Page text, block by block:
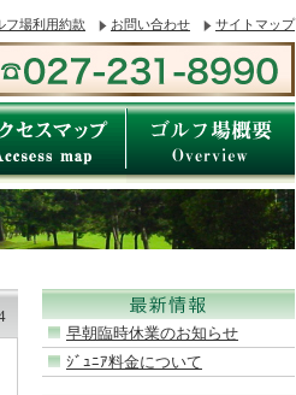
フ場利用約款 お問い合わせ サイトマップ
早朝臨時休業のお知らせ
ｼﾞｭﾆｱ料金について